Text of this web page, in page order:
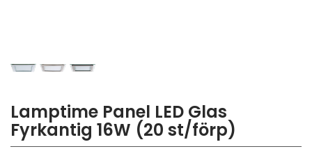
Lamptime Panel LED Glas
Fyrkantig 16W (20 st/förp)